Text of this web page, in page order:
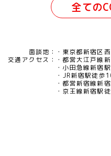
全ての
面談地：
東京都新宿区
交通アクセス：
都営大江戸線
小田急線新宿
JR新宿駅徒歩
都営新宿線新
京王線新宿駅